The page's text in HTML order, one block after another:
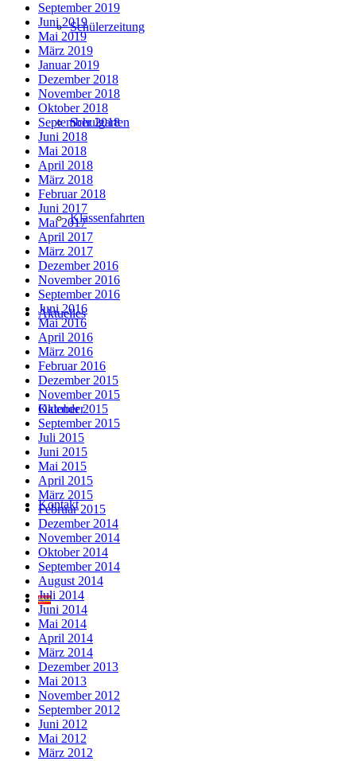
Schülerzeitung
Schulgarten
Klassenfahrten
Aktuelles
Kalender
Kontakt
Suche
September 2019
Juni 2019
Mai 2019
März 2019
Januar 2019
Dezember 2018
November 2018
Oktober 2018
September 2018
Juni 2018
Mai 2018
April 2018
März 2018
Februar 2018
Juni 2017
Mai 2017
April 2017
März 2017
Dezember 2016
November 2016
September 2016
Juni 2016
Mai 2016
April 2016
März 2016
Februar 2016
Dezember 2015
November 2015
Oktober 2015
September 2015
Juli 2015
Juni 2015
Mai 2015
April 2015
März 2015
Februar 2015
Dezember 2014
November 2014
Oktober 2014
September 2014
August 2014
Juli 2014
Juni 2014
Mai 2014
April 2014
März 2014
Dezember 2013
Mai 2013
November 2012
September 2012
Juni 2012
Mai 2012
März 2012